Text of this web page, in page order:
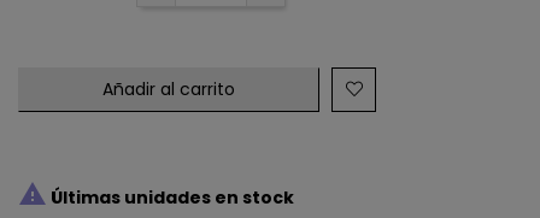
Añadir al carrito
 Últimas unidades en stock